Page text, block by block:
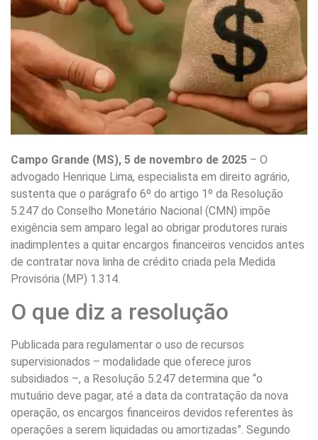
Campo Grande (MS), 5 de novembro de 2025 – O
advogado Henrique Lima, especialista em direito agrário,
sustenta que o parágrafo 6º do artigo 1º da Resolução
5.247 do Conselho Monetário Nacional (CMN) impõe
exigência sem amparo legal ao obrigar produtores rurais
inadimplentes a quitar encargos financeiros vencidos antes
de contratar nova linha de crédito criada pela Medida
Provisória (MP) 1.314.
O que diz a resolução
Publicada para regulamentar o uso de recursos
supervisionados – modalidade que oferece juros
subsidiados –, a Resolução 5.247 determina que “o
mutuário deve pagar, até a data da contratação da nova
operação, os encargos financeiros devidos referentes às
operações a serem liquidadas ou amortizadas”. Segundo